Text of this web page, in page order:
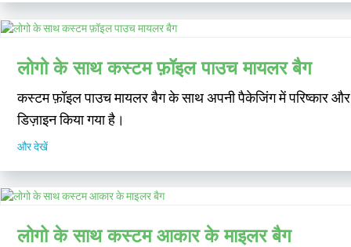
लोगो के साथ कस्टम फ़ॉइल पाउच मायलर बैग
कस्टम फ़ॉइल पाउच मायलर बैग के साथ अपनी पैकेजिंग में परिष्कार
डिज़ाइन किया गया है।
और देखें
लोगो के साथ कस्टम आकार के माइलर बैग